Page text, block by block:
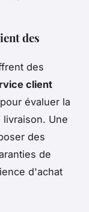
des
des
client
évaluer la
Une
des
de
d'achat